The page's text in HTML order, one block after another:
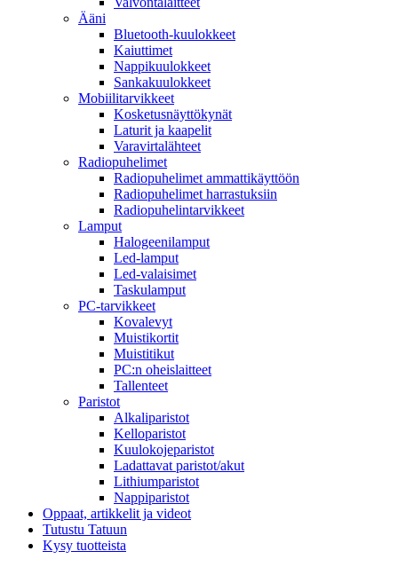
Ääni
Bluetooth-kuulokkeet
Kaiuttimet
Nappikuulokkeet
Sankakuulokkeet
Mobiilitarvikkeet
Kosketusnäyttökynät
Laturit ja kaapelit
Varavirtalähteet
Radiopuhelimet
Radiopuhelimet ammattikäyttöön
Radiopuhelimet harrastuksiin
Radiopuhelintarvikkeet
Lamput
Halogeenilamput
Led-lamput
Led-valaisimet
Taskulamput
PC-tarvikkeet
Kovalevyt
Muistikortit
Muistitikut
PC:n oheislaitteet
Tallenteet
Paristot
Alkaliparistot
Kelloparistot
Kuulokojeparistot
Ladattavat paristot/akut
Lithiumparistot
Nappiparistot
Oppaat, artikkelit ja videot
Tutustu Tatuun
Kysy tuotteista